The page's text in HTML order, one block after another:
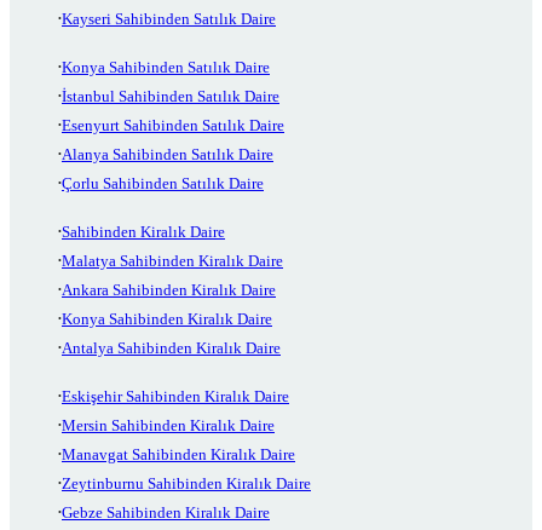
Kayseri Sahibinden Satılık Daire
Konya Sahibinden Satılık Daire
İstanbul Sahibinden Satılık Daire
Esenyurt Sahibinden Satılık Daire
Alanya Sahibinden Satılık Daire
Çorlu Sahibinden Satılık Daire
Sahibinden Kiralık Daire
Malatya Sahibinden Kiralık Daire
Ankara Sahibinden Kiralık Daire
Konya Sahibinden Kiralık Daire
Antalya Sahibinden Kiralık Daire
Eskişehir Sahibinden Kiralık Daire
Mersin Sahibinden Kiralık Daire
Manavgat Sahibinden Kiralık Daire
Zeytinburnu Sahibinden Kiralık Daire
Gebze Sahibinden Kiralık Daire